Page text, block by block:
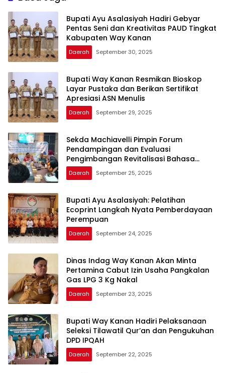
Bupati Ayu Asalasiyah Hadiri Gebyar
Pentas Seni dan Kreativitas PAUD Tingkat
Kabupaten Way Kanan
Daerah September 30, 2025
Bupati Way Kanan Resmikan Bioskop
Layar Pustaka dan Berikan Sertifikat
Apresiasi ASN Menulis
Daerah September 29, 2025
Sekda Machiavelli Pimpin Forum
Pendampingan dan Evaluasi
Pengimbangan Revitalisasi Bahasa
Daerah
Daerah September 25, 2025
Bupati Ayu Asalasiyah: Pelatihan
Ecoprint Langkah Nyata Pemberdayaan
Perempuan
Daerah September 24, 2025
Dinas Indag Way Kanan Akan Minta
Pertamina Cabut Izin Usaha Pangkalan
Gas LPG 3 Kg Nakal
Daerah September 23, 2025
Bupati Way Kanan Hadiri Pelaksanaan
Seleksi Tilawatil Qur’an dan Pengukuhan
DPD IPQAH
Daerah September 22, 2025